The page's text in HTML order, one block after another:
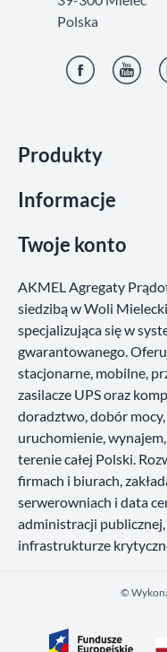
Produkty
Informacje
Twoje konto
Polska
AKMEL Agregaty
siedzibą w Woli
specjalizująca się w
gwarantowanego.
stacjonarne, mobilne,
zasilacze UPS oraz
doradztwo, dobór
uruchomienie,
terenie całej Polski.
firmach i biurach,
serwerowniach i data
administracji
infrastrukturze
©️